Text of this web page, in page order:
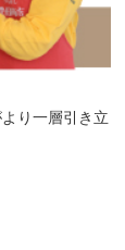
り一層引き立